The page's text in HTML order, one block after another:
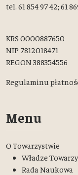
tel. 61 854 97 42; 61
KRS 0000887650
NIP 7812018471
REGON 388354556
Regulaminu
Menu
O Towarzystwie
Władze
Rada Naukowa